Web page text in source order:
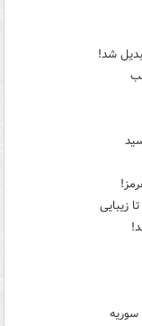
شد!
زیبایی
سوریه